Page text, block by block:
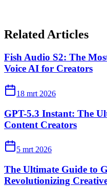
Related Articles
Fish Audio S2: The
Voice AI for Creators
18 mrt 2026
GPT-5.3 Instant: The
Content Creators
5 mrt 2026
The Ultimate Guide to
Revolutionizing